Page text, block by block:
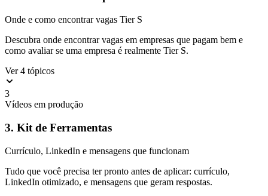
Onde e como encontrar vagas Tier S
Descubra onde encontrar vagas em empresas que pagam bem e
como avaliar se uma empresa é realmente Tier S.
Ver 4 tópicos
3
Vídeos em produção
3. Kit de Ferramentas
Currículo, LinkedIn e mensagens que funcionam
Tudo que você precisa ter pronto antes de aplicar: currículo,
LinkedIn otimizado, e mensagens que geram respostas.